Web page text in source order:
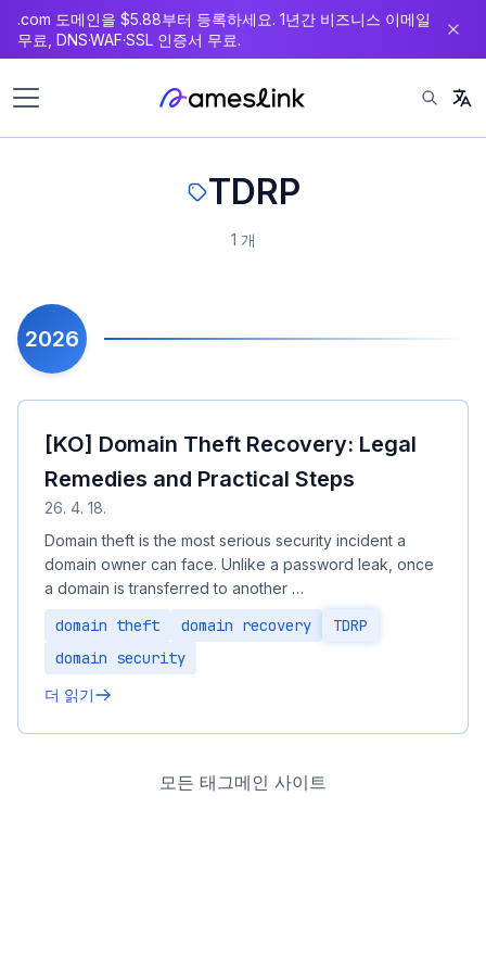
츠
로
동
.com 도메인을 $5.88부터 등록하세요. 1년간 비즈니스 이메일
무료, DNS·WAF·SSL 인증서 무료.
TDRP
1 개
2026
[KO] Domain Theft Recovery: Legal
Remedies and Practical Steps
26. 4. 18.
Domain theft is the most serious security incident a
domain owner can face. Unlike a password leak, once
a domain is transferred to another …
domain theft domain recovery
TDRP
domain security
더 읽기
모든 태그메인 사이트